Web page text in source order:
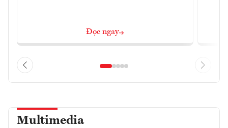
Đọc ngay
Multimedia